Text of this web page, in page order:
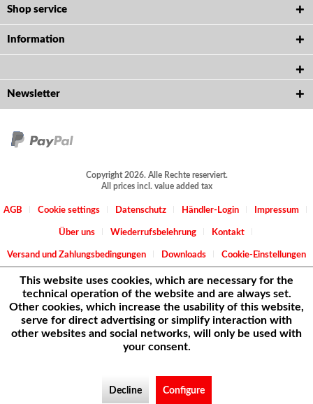
Shop service
Information
Newsletter
Copyright 2026. Alle Rechte reserviert.
All prices incl. value added tax
AGB Cookie settings Datenschutz Händler-Login Impressum
Über uns Wiederrufsbelehrung Kontakt
Versand und Zahlungsbedingungen Downloads Cookie-Einstellungen
This website uses cookies, which are necessary for the
technical operation of the website and are always set.
Other cookies, which increase the usability of this website,
serve for direct advertising or simplify interaction with
other websites and social networks, will only be used with
your consent.
Decline Configure